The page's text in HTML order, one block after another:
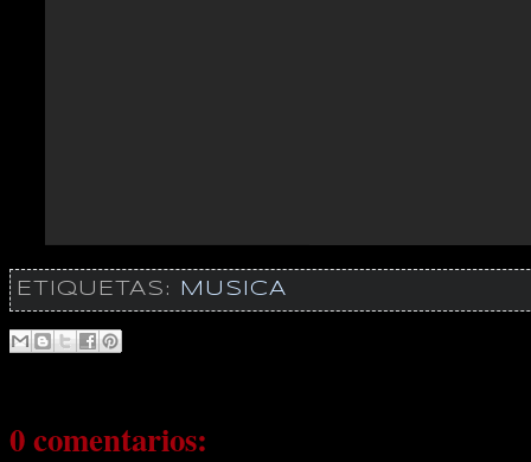
ETIQUETAS: MUSICA
0 comentarios: